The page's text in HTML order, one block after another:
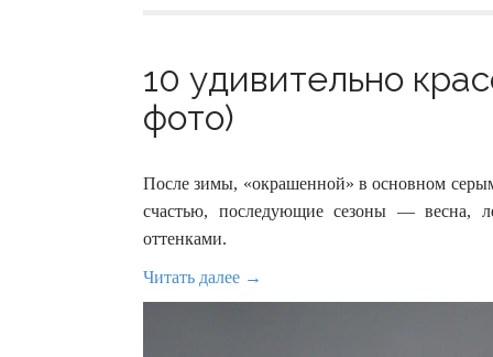
10 удивительно
фото)
После зимы, «окрашенной» в основном
счастью, последующие сезоны — весна,
оттенками.
Читать далее →